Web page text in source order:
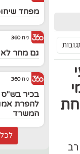
מפחד
ניוז 360
גם מחר לא
ניוז 360
בכיר
להפרת
המשרד